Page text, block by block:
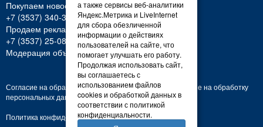
Покупаем новости:
+7 (3537) 340-300,340300@orsk.ru
Продаем рекламу:
+7 (3537) 25-08-07;250807@orsk.ru
Модерация объявлений: +7 (3537) 32-71-28
Согласие на обработку персональных данных
Согласие на обработку
персональных данных
Политика конфиденциальности
а также сервисы веб-аналитики
Яндекс.Метрика и LiveInternet
для сбора обезличенной
информации о действиях
пользователей на сайте, что
помогает улучшать его работу.
Продолжая использовать сайт,
вы соглашаетесь с
использованием файлов
cookies и обработкой данных в
соответствии с политикой
конфиденциальности.